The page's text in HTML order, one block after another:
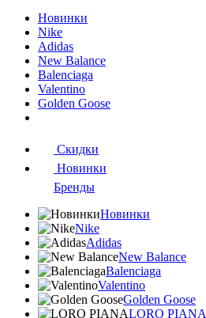
Новинки
Nike
Adidas
New Balance
Balenciaga
Valentino
Golden Goose
Скидки
Новинки
Бренды
Новинки
Nike
Adidas
New Balance
Balenciaga
Valentino
Golden Goose
LORO PIANA